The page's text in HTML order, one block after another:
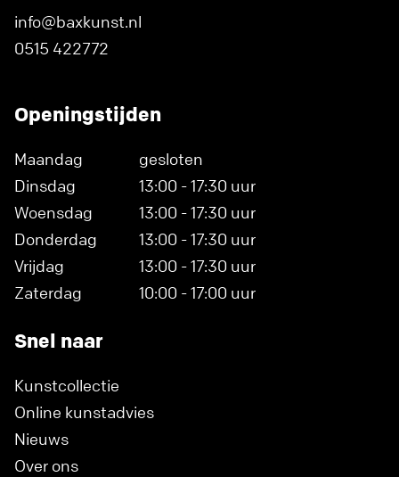
info@baxkunst.nl
0515 422772
Openingstijden
Maandag
gesloten
Dinsdag
13:00 - 17:30 uur
Woensdag
13:00 - 17:30 uur
Donderdag
13:00 - 17:30 uur
Vrijdag
13:00 - 17:30 uur
Zaterdag
10:00 - 17:00 uur
Snel naar
Kunstcollectie
Online kunstadvies
Nieuws
Over ons